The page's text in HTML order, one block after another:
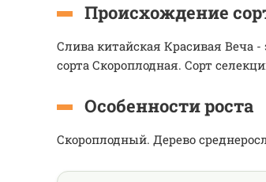
Происхождение
Слива китайская Красивая Веча -
сорта Скороплодная. Сорт
Особенности роста
Скороплодный. Дерево